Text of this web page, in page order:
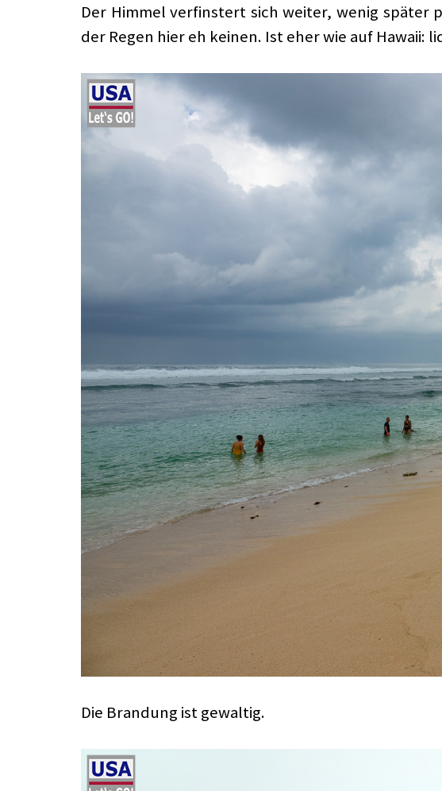
Der Himmel verfinstert sich weiter, wenig
der Regen hier eh keinen. Ist eher wie auf Hawaii:
Die Brandung ist gewaltig.